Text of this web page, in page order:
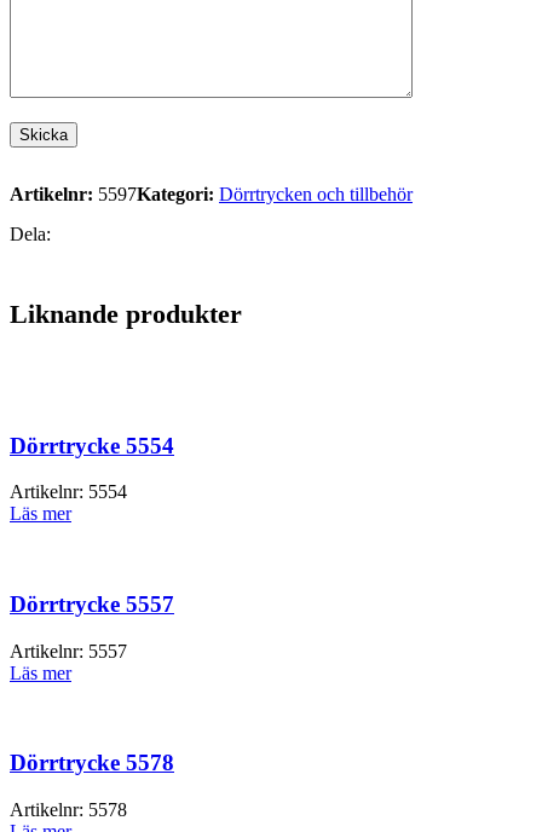
Artikelnr: 5597Kategori: Dörrtrycken och tillbehör
Dela:
Liknande produkter
Dörrtrycke 5554
Artikelnr: 5554
Läs mer
Dörrtrycke 5557
Artikelnr: 5557
Läs mer
Dörrtrycke 5578
Artikelnr: 5578